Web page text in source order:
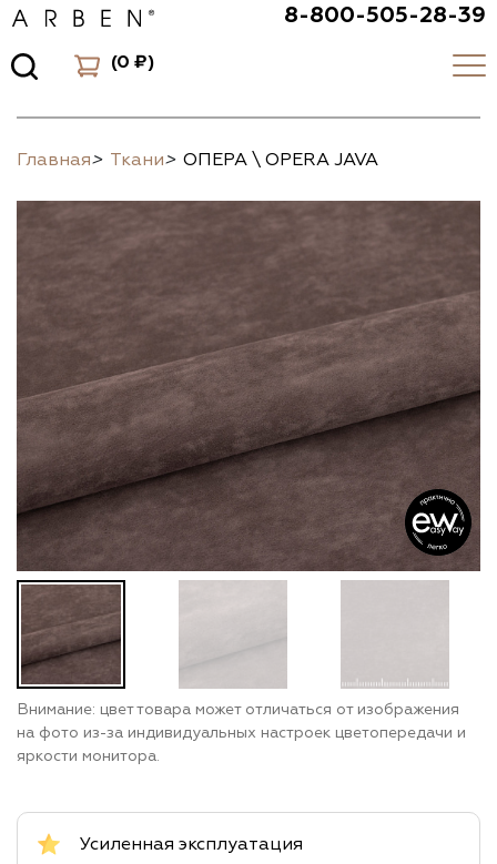
8-800-505-28-39
(0 ₽)
Главная> Ткани> ОПЕРА \ OPERA JAVA
Внимание: цвет товара может отличаться от изображения
на фото из-за индивидуальных настроек цветопередачи и
яркости монитора.
Усиленная эксплуатация